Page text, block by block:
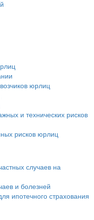
юрлиц
и технических рисков
рисков юрлиц
случаев на
и болезней
ипотечного страхования